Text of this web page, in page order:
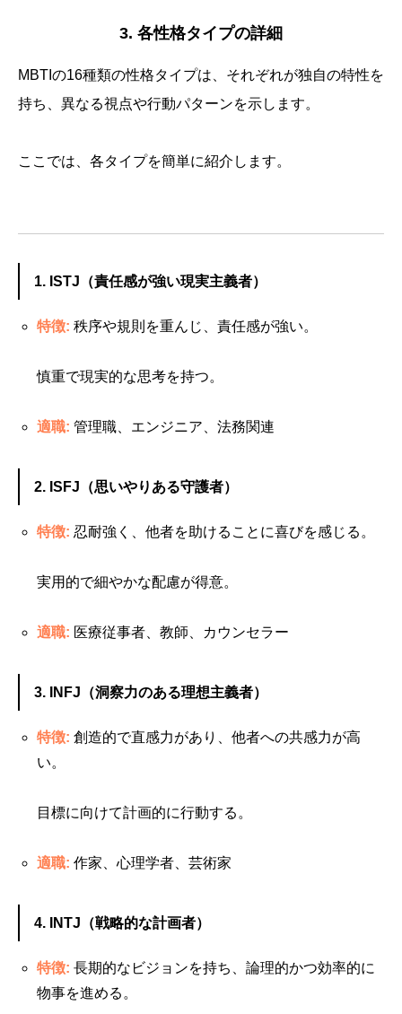
3. 各性格タイプの詳細
MBTIの16種類の性格タイプは、それぞれが独自の特性を
持ち、異なる視点や行動パターンを示します。
ここでは、各タイプを簡単に紹介します。
1. ISTJ（責任感が強い現実主義者）
特徴: 秩序や規則を重んじ、責任感が強い。
慎重で現実的な思考を持つ。
適職: 管理職、エンジニア、法務関連
2. ISFJ（思いやりある守護者）
特徴: 忍耐強く、他者を助けることに喜びを感じる。
実用的で細やかな配慮が得意。
適職: 医療従事者、教師、カウンセラー
3. INFJ（洞察力のある理想主義者）
特徴: 創造的で直感力があり、他者への共感力が高
い。
目標に向けて計画的に行動する。
適職: 作家、心理学者、芸術家
4. INTJ（戦略的な計画者）
特徴: 長期的なビジョンを持ち、論理的かつ効率的に
物事を進める。